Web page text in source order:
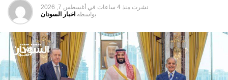
البرهان في استاد الخرطوم
وأوضح معتصم في تصريحٍ صحفي، أنّ اللقاء مع رئيس مجلس
نشرت منذ 4 ساعات في أغسطس 7, 2026
بواسطه اخبار السودان